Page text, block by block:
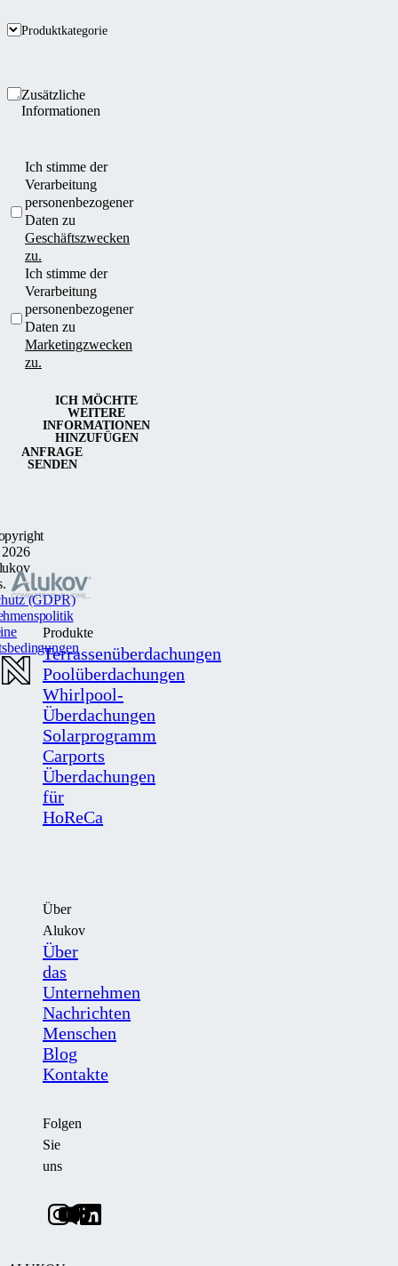
Produktkategorie
Zusätzliche
Informationen
Ich stimme der
Verarbeitung
personenbezogener
Daten zu
Geschäftszwecken
zu.
Ich stimme der
Verarbeitung
personenbezogener
Daten zu
Marketingzwecken
zu.
ANFRAGE
SENDEN
ICH MÖCHTE
WEITERE
INFORMATIONEN
HINZUFÜGEN
Produkte
Terrassenüberdachungen
Poolüberdachungen
Whirlpool-
Überdachungen
Solarprogramm
Carports
Überdachungen
für
HoReCa
Über
Alukov
Über
das
Unternehmen
Nachrichten
Menschen
Blog
Kontakte
Folgen
Sie
uns
(GDPR)